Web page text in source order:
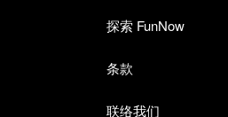
探索 FunNow
条款
联络我们